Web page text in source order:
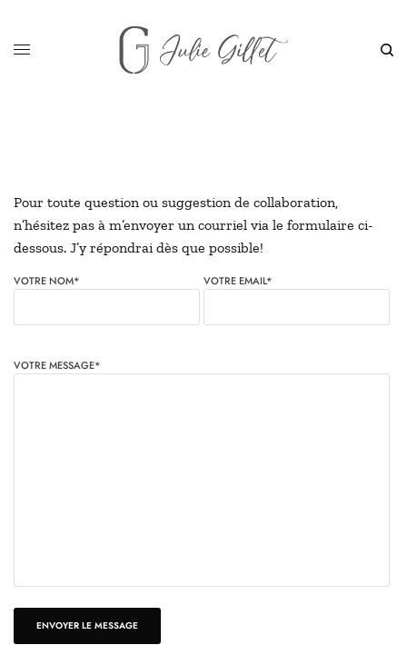
Pour toute question ou suggestion de collaboration,
n’hésitez pas à m’envoyer un courriel via le formulaire ci-
dessous. J’y répondrai dès que possible!
VOTRE NOM* VOTRE EMAIL*
VOTRE MESSAGE*